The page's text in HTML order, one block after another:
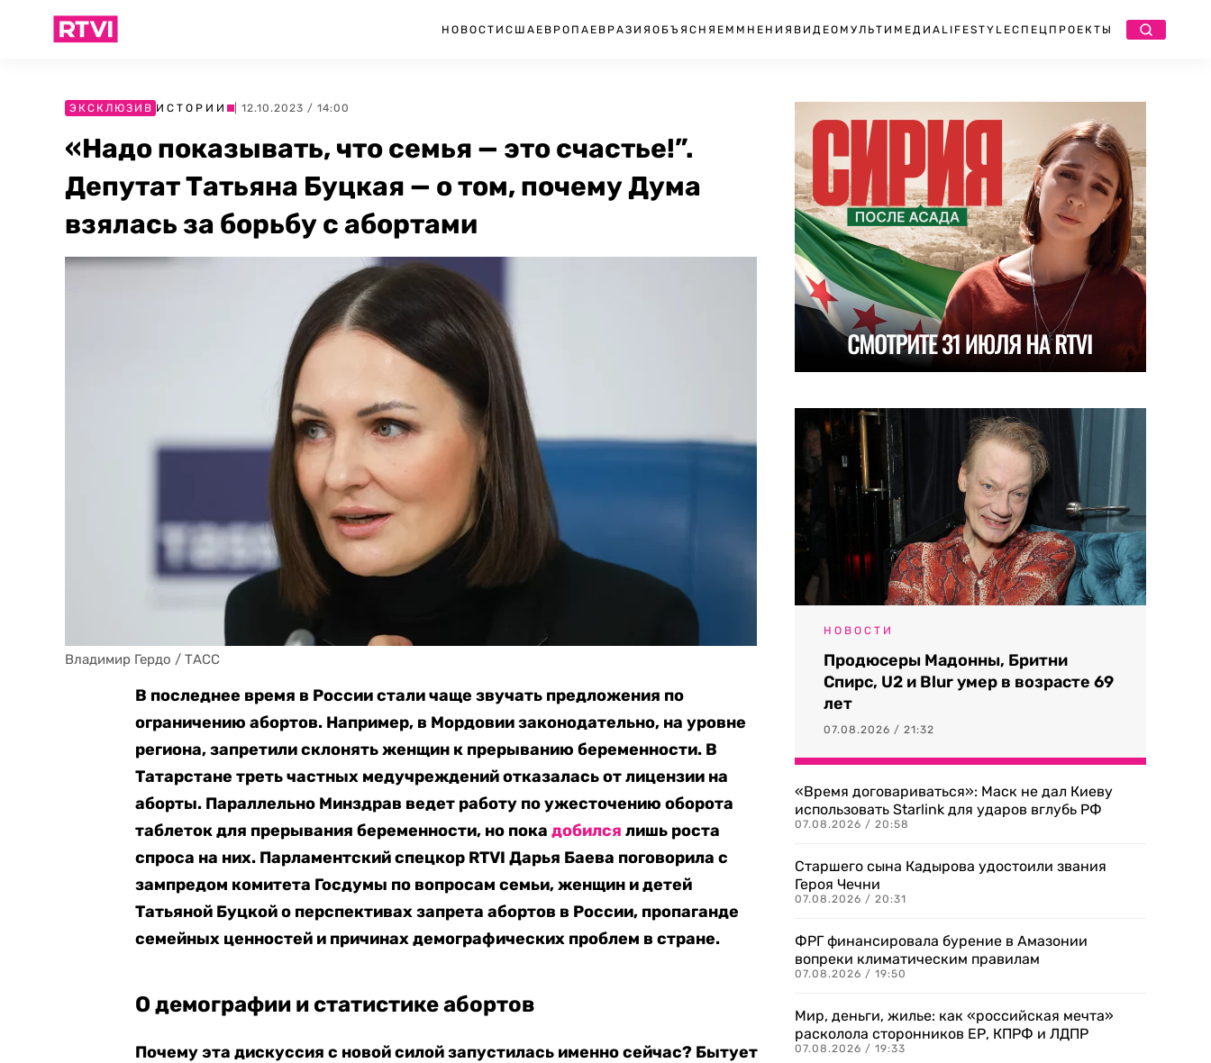
НОВОСТИ США ЕВРОПА ЕВРАЗИЯ ОБЪЯСНЯЕМ МНЕНИЯ ВИДЕО МУЛЬТИМЕДИА LIFESTYLEСПЕЦПРОЕКТЫ
ЭКСКЛЮЗИВ ИСТОРИИ | 12.10.2023 / 14:00
«Надо показывать, что семья — это счастье!”.
Депутат Татьяна Буцкая — о том, почему Дума
взялась за борьбу с абортами
Владимир Гердо / ТАСС
В последнее время в России стали чаще звучать предложения по
ограничению абортов. Например, в Мордовии законодательно, на уровне
региона, запретили склонять женщин к прерыванию беременности. В
Татарстане треть частных медучреждений отказалась от лицензии на
аборты. Параллельно Минздрав ведет работу по ужесточению оборота
таблеток для прерывания беременности, но пока добился лишь роста
спроса на них. Парламентский спецкор RTVI Дарья Баева поговорила с
зампредом комитета Госдумы по вопросам семьи, женщин и детей
Татьяной Буцкой о перспективах запрета абортов в России, пропаганде
семейных ценностей и причинах демографических проблем в стране.
О демографии и статистике абортов
Почему эта дискуссия с новой силой запустилась именно сейчас? Бытует
НОВОСТИ
Продюсеры Мадонны, Бритни
Спирс, U2 и Blur умер в возрасте 69
лет
07.08.2026 / 21:32
«Время договариваться»: Маск не дал Киеву
использовать Starlink для ударов вглубь РФ
07.08.2026 / 20:58
Старшего сына Кадырова удостоили звания
Героя Чечни
07.08.2026 / 20:31
ФРГ финансировала бурение в Амазонии
вопреки климатическим правилам
07.08.2026 / 19:50
Мир, деньги, жилье: как «российская мечта»
расколола сторонников ЕР, КПРФ и ЛДПР
07.08.2026 / 19:33